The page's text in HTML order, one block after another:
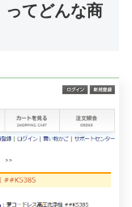
ってどんな商